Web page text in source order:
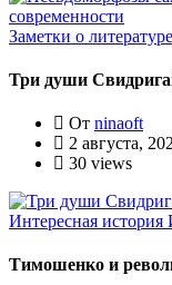
Заметки о литературе
Три души
От ninaoft
2 августа,
30 views
Интересная история
Тимошенко и